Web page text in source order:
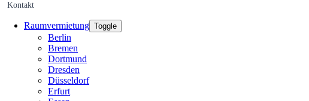
Kontakt
Raumvermietung Toggle
Berlin
Bremen
Dortmund
Dresden
Düsseldorf
Erfurt